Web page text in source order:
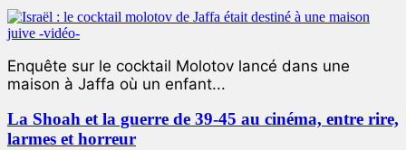
Enquête sur le cocktail Molotov lancé dans une
maison à Jaffa où un enfant...
La Shoah et la guerre de 39-45 au cinéma, entre rire,
larmes et horreur